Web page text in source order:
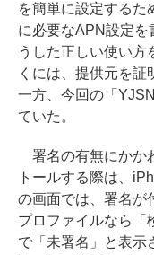
を簡単に設定するた
に必要なAPN設定を
うした正しい使い方
くには、提供元を証
一方、今回の「
ていた。
署名の有無にかか
トールする際は、
の画面では、署名が
プロファイルなら「
で「未署名」と表示